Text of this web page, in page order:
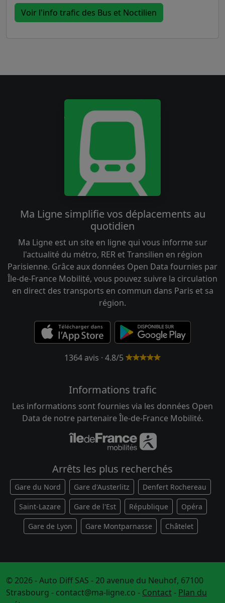
Voir l'info trafic des Bus et Noctilien
Ma Ligne simplifie vos déplacements au
quotidien
Ma Ligne est un site en ligne qui vous informe sur
l'actualité du métro, RER et Transilien en région
Parisienne. Grâce aux données Open Data fournies par
Île-de-France Mobilité, vous pouvez suivre la circulation
en direct des transports en commun dans Paris et sa
région.
1364 avis · 4.8/5
Informations trafic
Les informations sont fournies via les données Open
Data de notre partenaire Île-de-France Mobilité.
Arrêts les plus recherchés
Gare du Nord Gare d'Austerlitz Denfert Rochereau
Saint-Lazare Gare de l'Est République Opéra
Gare de Lyon Gare Montparnasse Châtelet
© 2026 - Auto Diff SAS - 20 avenue du Neuhof, 67100
Strasbourg - contact@ma-ligne.co - Contact- Plan du